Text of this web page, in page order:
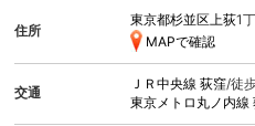
住所
東京都杉並区上荻1
MAPで確認
交通
ＪＲ中央線荻窪/徒
東京メトロ丸ノ内線